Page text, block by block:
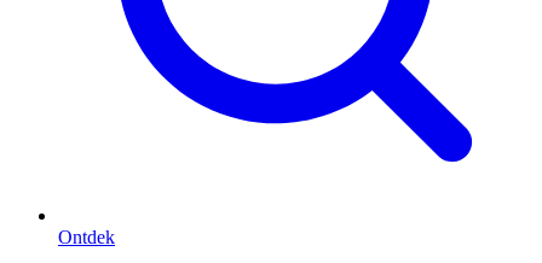
Ontdek